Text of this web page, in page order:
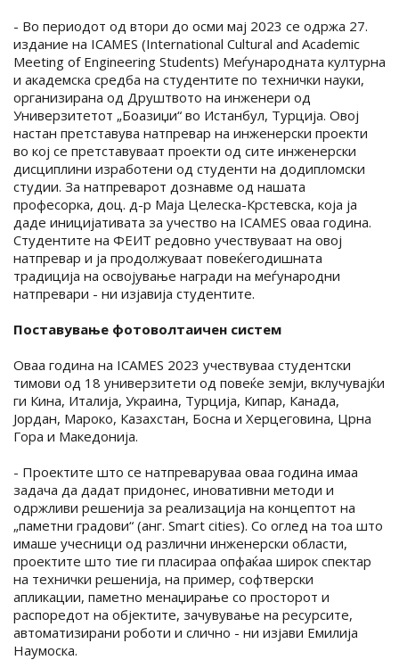
- Во периодот од втори до осми мај 2023 се одржа 27.
издание на ICAMES (International Cultural and Academic
Meeting of Engineering Students) Меѓународната културна
и академска средба на студентите по технички науки,
организирана од Друштвото на инженери од
Универзитетот „Боазиџи“ во Истанбул, Турција. Овој
настан претставува натпревар на инженерски проекти
во кој се претставуваат проекти од сите инженерски
дисциплини изработени од студенти на додипломски
студии. За натпреварот дознавме од нашата
професорка, доц. д-р Маја Целеска-Крстевска, која ја
даде иницијативата за учество на ICAMES оваа година.
Студентите на ФЕИТ редовно учествуваат на овој
натпревар и ја продолжуваат повеќегодишната
традиција на освојување награди на меѓународни
натпревари - ни изјавија студентите.
Поставување фотоволтаичен систем
Оваа година на ICAMES 2023 учествуваа студентски
тимови од 18 универзитети од повеќе земји, вклучувајќи
ги Кина, Италија, Украина, Турција, Кипар, Канада,
Јордан, Мароко, Казахстан, Босна и Херцеговина, Црна
Гора и Македонија.
- Проектите што се натпреваруваа оваа година имаа
задача да дадат придонес, иновативни методи и
одржливи решенија за реализација на концептот на
„паметни градови“ (анг. Smart cities). Со оглед на тоа што
имаше учесници од различни инженерски области,
проектите што тие ги пласираа опфаќаа широк спектар
на технички решенија, на пример, софтверски
апликации, паметно менаџирање со просторот и
распоредот на објектите, зачувување на ресурсите,
автоматизирани роботи и слично - ни изјави Емилија
Наумоска.